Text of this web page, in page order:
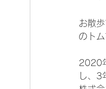
お散
のト
2020
し、3